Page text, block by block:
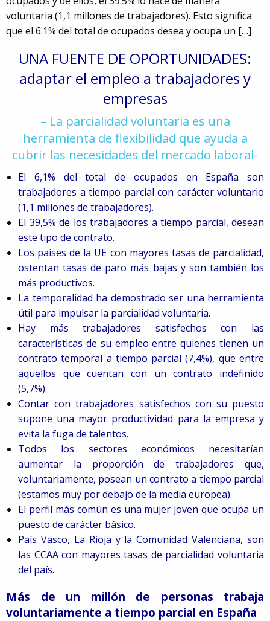
91
5980674
voluntaria (1,1 millones de trabajadores). Esto significa
que el 6.1% del total de ocupados desea y ocupa un […]
UNA FUENTE DE OPORTUNIDADES:
adaptar el empleo a trabajadores y
empresas
– La parcialidad voluntaria es una
herramienta de flexibilidad que ayuda a
cubrir las necesidades del mercado laboral-
El 6,1% del total de ocupados en España son
trabajadores a tiempo parcial con carácter voluntario
(1,1 millones de trabajadores).
El 39,5% de los trabajadores a tiempo parcial, desean
este tipo de contrato.
Los países de la UE con mayores tasas de parcialidad,
ostentan tasas de paro más bajas y son también los
más productivos.
La temporalidad ha demostrado ser una herramienta
útil para impulsar la parcialidad voluntaria.
Hay más trabajadores satisfechos con las
características de su empleo entre quienes tienen un
contrato temporal a tiempo parcial (7,4%), que entre
aquellos que cuentan con un contrato indefinido
(5,7%).
Contar con trabajadores satisfechos con su puesto
supone una mayor productividad para la empresa y
evita la fuga de talentos.
Todos los sectores económicos necesitarían
aumentar la proporción de trabajadores que,
voluntariamente, posean un contrato a tiempo parcial
(estamos muy por debajo de la media europea).
El perfil más común es una mujer joven que ocupa un
puesto de carácter básico.
País Vasco, La Rioja y la Comunidad Valenciana, son
las CCAA con mayores tasas de parcialidad voluntaria
del país.
Más de un millón de personas trabaja
voluntariamente a tiempo parcial en España